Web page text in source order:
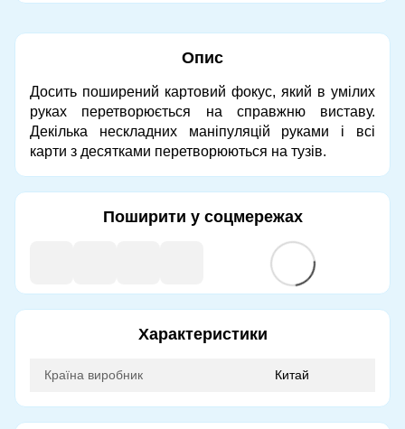
Опис
Досить поширений картовий фокус, який в умілих
руках перетворюється на справжню виставу.
Декілька нескладних маніпуляцій руками і всі
карти з десятками перетворюються на тузів.
Поширити у соцмережах
Характеристики
Країна виробник Китай